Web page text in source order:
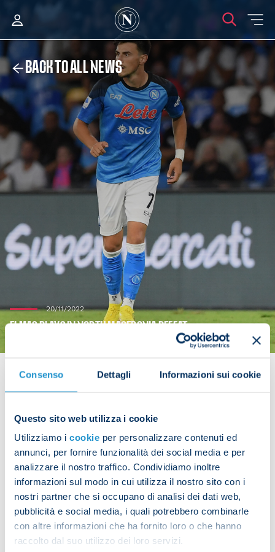
Consenso Dettagli Informazioni sui cookie
Questo sito web utilizza i cookie
Utilizziamo i cookie per personalizzare contenuti ed
annunci, per fornire funzionalità dei social media e per
analizzare il nostro traffico. Condividiamo inoltre
informazioni sul modo in cui utilizza il nostro sito con i
nostri partner che si occupano di analisi dei dati web,
pubblicità e social media, i quali potrebbero combinarle
con altre informazioni che ha fornito loro o che hanno
raccolto dal suo utilizzo dei loro servizi.
BACK TO ALL NEWS
20/11/2022
ELMAS PLAYS IN NORTH MACEDONIA DEFEAT
Napoli midfielder Eljif Elmas featured for North
played 76 minutes of the contest on Sunday.
Share the article with your friends and support the
team